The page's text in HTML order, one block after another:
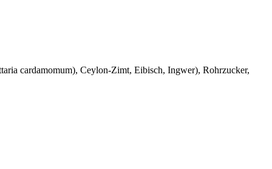
cardamomum), Ceylon-Zimt, Eibisch, Ingwer), Rohrzucker,